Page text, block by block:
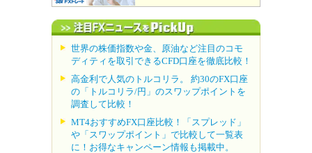
世界の株価指数や金、原油など注目のコモ
ディティを取引できるCFD口座を徹底比較！
高金利で人気のトルコリラ。 約30のFX口座
の「トルコリラ/円」のスワップポイントを
調査して比較！
MT4おすすめFX口座比較！「スプレッド」
や「スワップポイント」で比較して一覧表
に！お得なキャンペーン情報も掲載中。